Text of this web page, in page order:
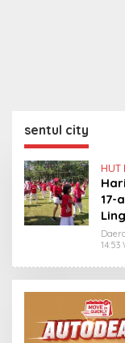
sentul city
HUT
17-
14:53